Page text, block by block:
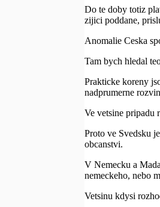
Do te doby totiz
zijici poddane,
Anomalie Ceska
Tam bych hledal
Prakticke koreny
nadprumerne
Ve vetsine pripadu
Proto ve Svedsku
obcanstvi.
V Nemecku a
nemeckeho, nebo
Vetsinu kdysi